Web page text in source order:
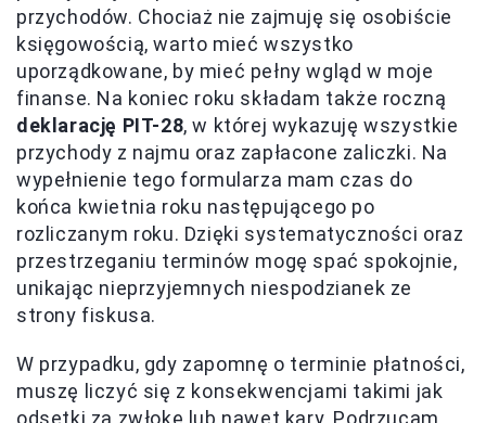
przychodów. Chociaż nie zajmuję się osobiście
księgowością, warto mieć wszystko
uporządkowane, by mieć pełny wgląd w moje
finanse. Na koniec roku składam także roczną
deklarację PIT-28, w której wykazuję wszystkie
przychody z najmu oraz zapłacone zaliczki. Na
wypełnienie tego formularza mam czas do
końca kwietnia roku następującego po
rozliczanym roku. Dzięki systematyczności oraz
przestrzeganiu terminów mogę spać spokojnie,
unikając nieprzyjemnych niespodzianek ze
strony fiskusa.
W przypadku, gdy zapomnę o terminie płatności,
muszę liczyć się z konsekwencjami takimi jak
odsetki za zwłokę lub nawet kary. Podrzucam